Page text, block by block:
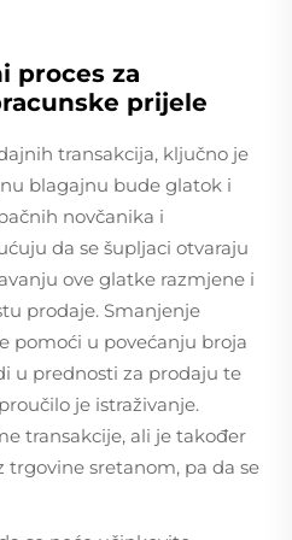
proces za
prijele
transakcija, ključno je
blagajnu bude glatok i
novčanika i
da se šupljaci otvaraju
ove glatke razmjene i
prodaje. Smanjenje
pomoći u povećanju broja
u prednosti za prodaju te
je istraživanje.
transakcije, ali je također
trgovine sretanom, pa da se